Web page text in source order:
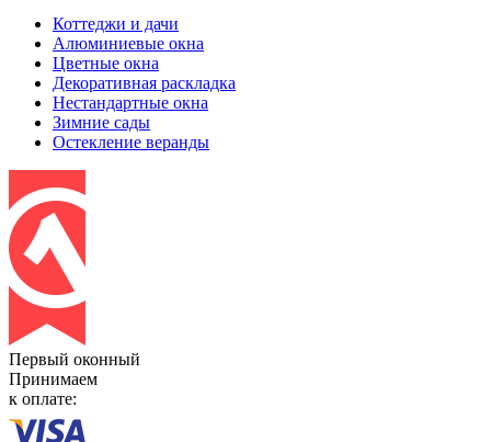
Коттеджи и дачи
Алюминиевые окна
Цветные окна
Декоративная раскладка
Нестандартные окна
Зимние сады
Остекление веранды
Первый оконный
Принимаем
к оплате: